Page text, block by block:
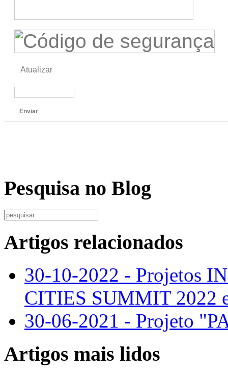
Atualizar
Enviar
Pesquisa no Blog
Artigos relacionados
30-10-2022 - Projetos
CITIES SUMMIT 2022
30-06-2021 - Projeto
Artigos mais lidos